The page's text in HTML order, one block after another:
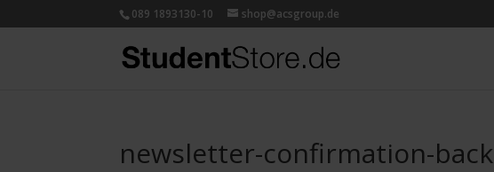
089 1893130-10 shop@acsgroup.de
newsletter-confirmation-back